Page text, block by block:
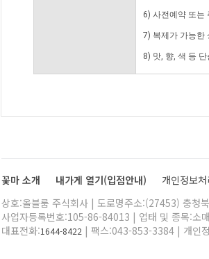
6) 사전예약 또는
7) 복제가 가능한
8) 맛, 향, 색 등
꽃마 소개 내가게 열기(입점안내) 개인정보
상호:올블룸 주식회사 | 도로명주소:(27453) 충청
사업자등록번호:105-86-84013 | 업태 및 종목:소
대표전화:1644-8422 | 팩스:043-853-3384 | 개인